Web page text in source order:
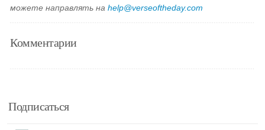
можете направлять наhelp@verseoftheday.com
Комментарии
Подписаться